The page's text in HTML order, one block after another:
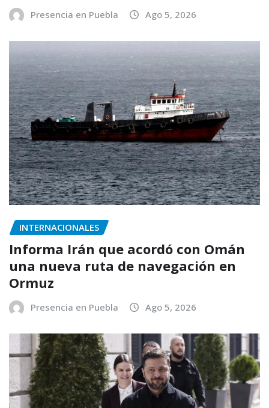
Presencia en Puebla Ago 5, 2026
INTERNACIONALES
Informa Irán que acordó con Omán
una nueva ruta de navegación en
Ormuz
Presencia en Puebla Ago 5, 2026